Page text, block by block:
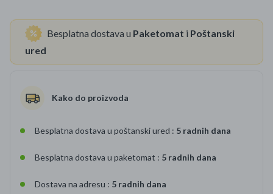
Besplatna dostava u Paketomat i Poštanski
ured
Kako do proizvoda
Besplatna dostava u poštanski ured : 5 radnih dana
Besplatna dostava u paketomat : 5 radnih dana
Dostava na adresu : 5 radnih dana